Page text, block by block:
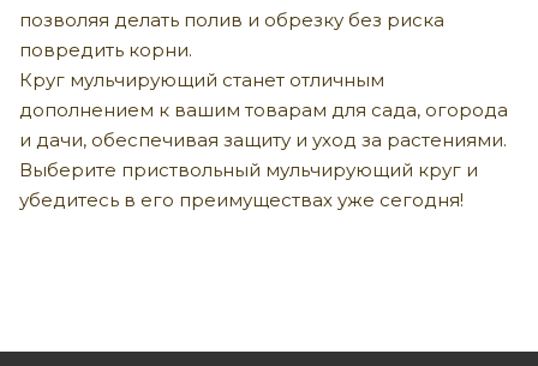
позволяя делать полив и обрезку без риска
повредить корни.
Круг мульчирующий станет отличным
дополнением к вашим товарам для сада, огорода
и дачи, обеспечивая защиту и уход за растениями.
Выберите приствольный мульчирующий круг и
убедитесь в его преимуществах уже сегодня!